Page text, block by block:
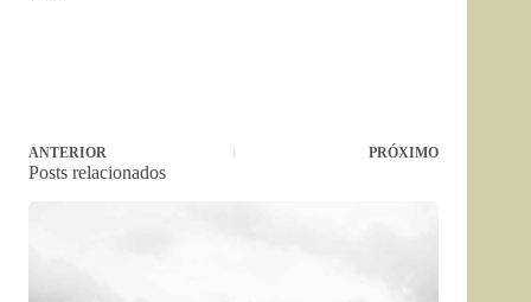
ANTERIOR PRÓXIMO
Posts relacionados